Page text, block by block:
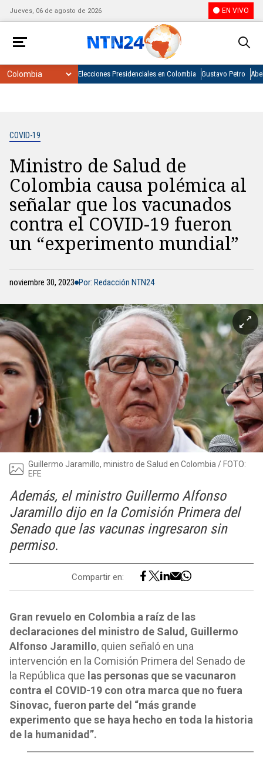
Jueves, 06 de agosto de 2026 EN VIVO
Elecciones Presidenciales en Colombia Gustavo Petro
COVID-19
Ministro de Salud de
Colombia causa polémica al
señalar que los vacunados
contra el COVID-19 fueron
un “experimento mundial”
noviembre 30, 2023 Por: Redacción NTN24
Guillermo Jaramillo, ministro de Salud en Colombia / FOTO:
EFE
Además, el ministro Guillermo Alfonso
Jaramillo dijo en la Comisión Primera del
Senado que las vacunas ingresaron sin
permiso.
Compartir en:
Gran revuelo en Colombia a raíz de las
declaraciones del ministro de Salud, Guillermo
Alfonso Jaramillo, quien señaló en una
intervención en la Comisión Primera del Senado de
la República que las personas que se vacunaron
contra el COVID-19 con otra marca que no fuera
Sinovac, fueron parte del “más grande
experimento que se haya hecho en toda la historia
de la humanidad”.